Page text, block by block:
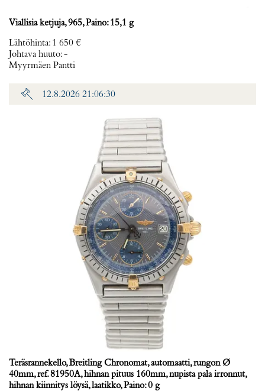
Viallisia ketjuja, 965, Paino: 15,1 g
Lähtöhinta: 1 650 €
Johtava huuto:-
Myyrmäen Pantti
12.8.2026 21:06:30
Teräsrannekello, Breitling Chronomat, automaatti, rungon Ø
40mm, ref. 81950A, hihnan pituus 160mm, nupista pala irronnut,
hihnan kiinnitys löysä, laatikko, Paino: 0 g